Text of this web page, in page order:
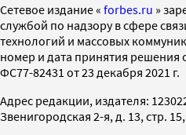
Cетевое издание « forbes.ru »
службой по надзору в сфере
технологий и массовых
номер и дата принятия решения
ФС77-82431 от 23 декабря 2021 г.
Адрес редакции, издателя:
Звенигородская 2-я, д. 13, стр.